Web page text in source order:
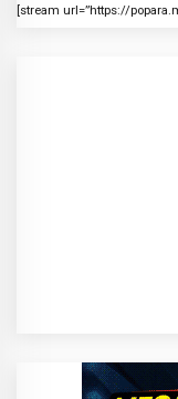
[stream url=”https://